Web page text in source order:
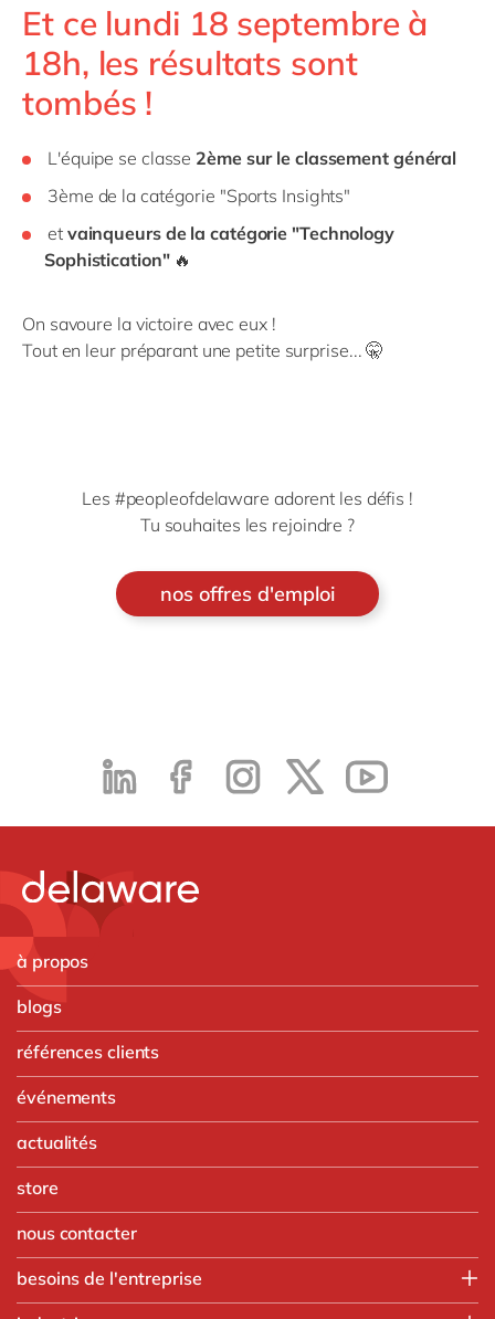
Et ce lundi 18 septembre à
18h, les résultats sont
tombés !
L'équipe se classe 2ème sur le classement général
3ème de la catégorie "Sports Insights"
et vainqueurs de la catégorie "Technology
Sophistication" 🔥
On savoure la victoire avec eux !
Tout en leur préparant une petite surprise... 🤫
Les #peopleofdelaware adorent les défis !
Tu souhaites les rejoindre ?
nos offres d'emploi
à propos
blogs
références clients
événements
actualités
store
nous contacter
besoins de l'entreprise
Finance